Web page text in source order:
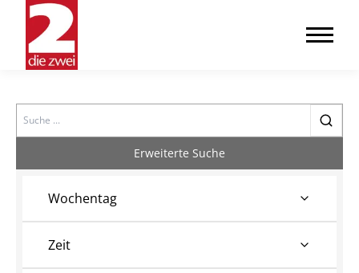
Search
Erweiterte Suche
Wochentag
Zeit